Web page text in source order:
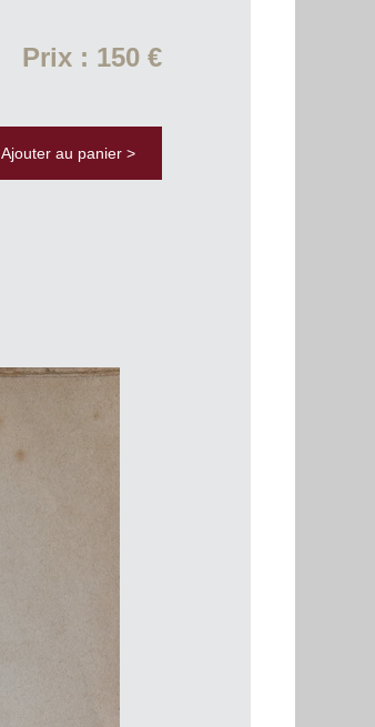
Prix : 150 €
Ajouter au panier >